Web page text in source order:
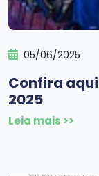
05/06/2025
Confira aqui
2025
Leia mais >>